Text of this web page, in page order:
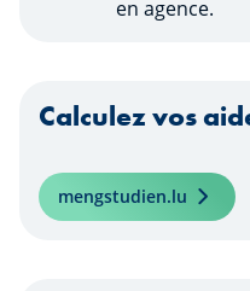
en agence.
Calculez vos
mengstudien.lu